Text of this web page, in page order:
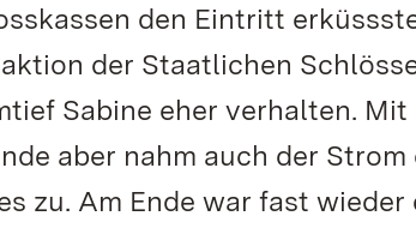
den Eintritt
der Staatlichen
Sabine eher verhalten.
aber nahm auch der
zu. Am Ende war fast